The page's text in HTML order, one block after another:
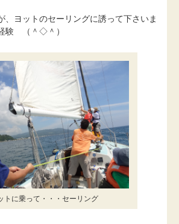
、ヨットのセーリングに誘って下さいま
験 （＾◇＾）
トに乗って・・・セーリング